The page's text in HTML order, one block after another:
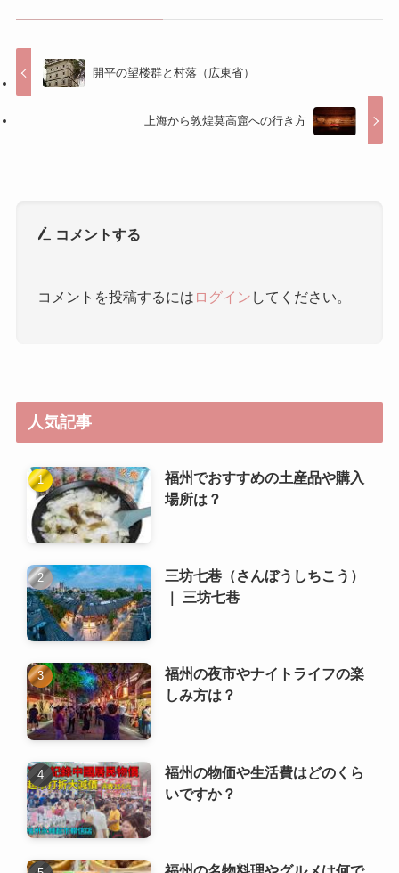
開平の望楼群と村落（広東省）
上海から敦煌莫高窟への行き方
コメントする
コメントを投稿するには ログイン してください。
人気記事
福州でおすすめの土産品や購入
場所は？
三坊七巷（さんぼうしちこう）
｜ 三坊七巷
福州の夜市やナイトライフの楽
しみ方は？
福州の物価や生活費はどのくら
いですか？
福州の名物料理やグルメは何で